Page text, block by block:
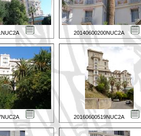
20140600200NUC2A
20160600519NUC2A